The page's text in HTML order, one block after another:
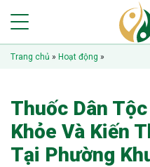
Trang chủ » Hoạt động »
Thuốc Dân
Khỏe Và Kiến
Tại Phường